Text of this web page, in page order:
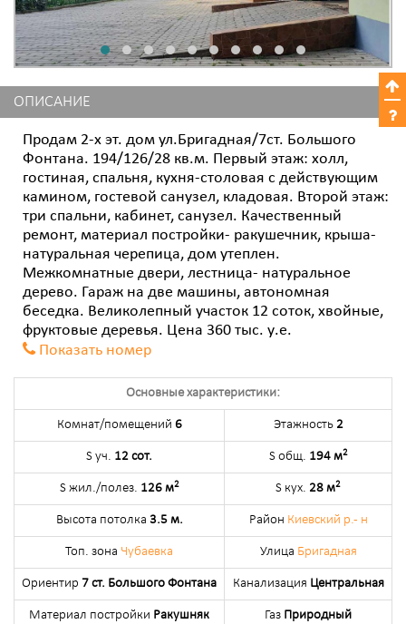
ОПИСАНИЕ
Продам 2-х эт. дом ул.Бригадная/7ст. Большого
Фонтана. 194/126/28 кв.м. Первый этаж: холл,
гостиная, спальня, кухня-столовая с действующим
камином, гостевой санузел, кладовая. Второй этаж:
три спальни, кабинет, санузел. Качественный
ремонт, материал постройки- ракушечник, крыша-
натуральная черепица, дом утеплен.
Межкомнатные двери, лестница- натуральное
дерево. Гараж на две машины, автономная
беседка. Великолепный участок 12 соток, хвойные,
фруктовые деревья. Цена 360 тыс. у.е.
Показать номер
Основные характеристики:
Комнат/помещений 6 Этажность 2
S уч. 12 сот. S общ. 194 м2
S жил./полез. 126 м2 S кух. 28 м2
Высота потолка 3.5 м. Район Киевский р.- н
Топ. зона Чубаевка Улица Бригадная
Ориентир 7 ст. Большого Фонтана Канализация Центральная
Материал постройки Ракушняк Газ Природный